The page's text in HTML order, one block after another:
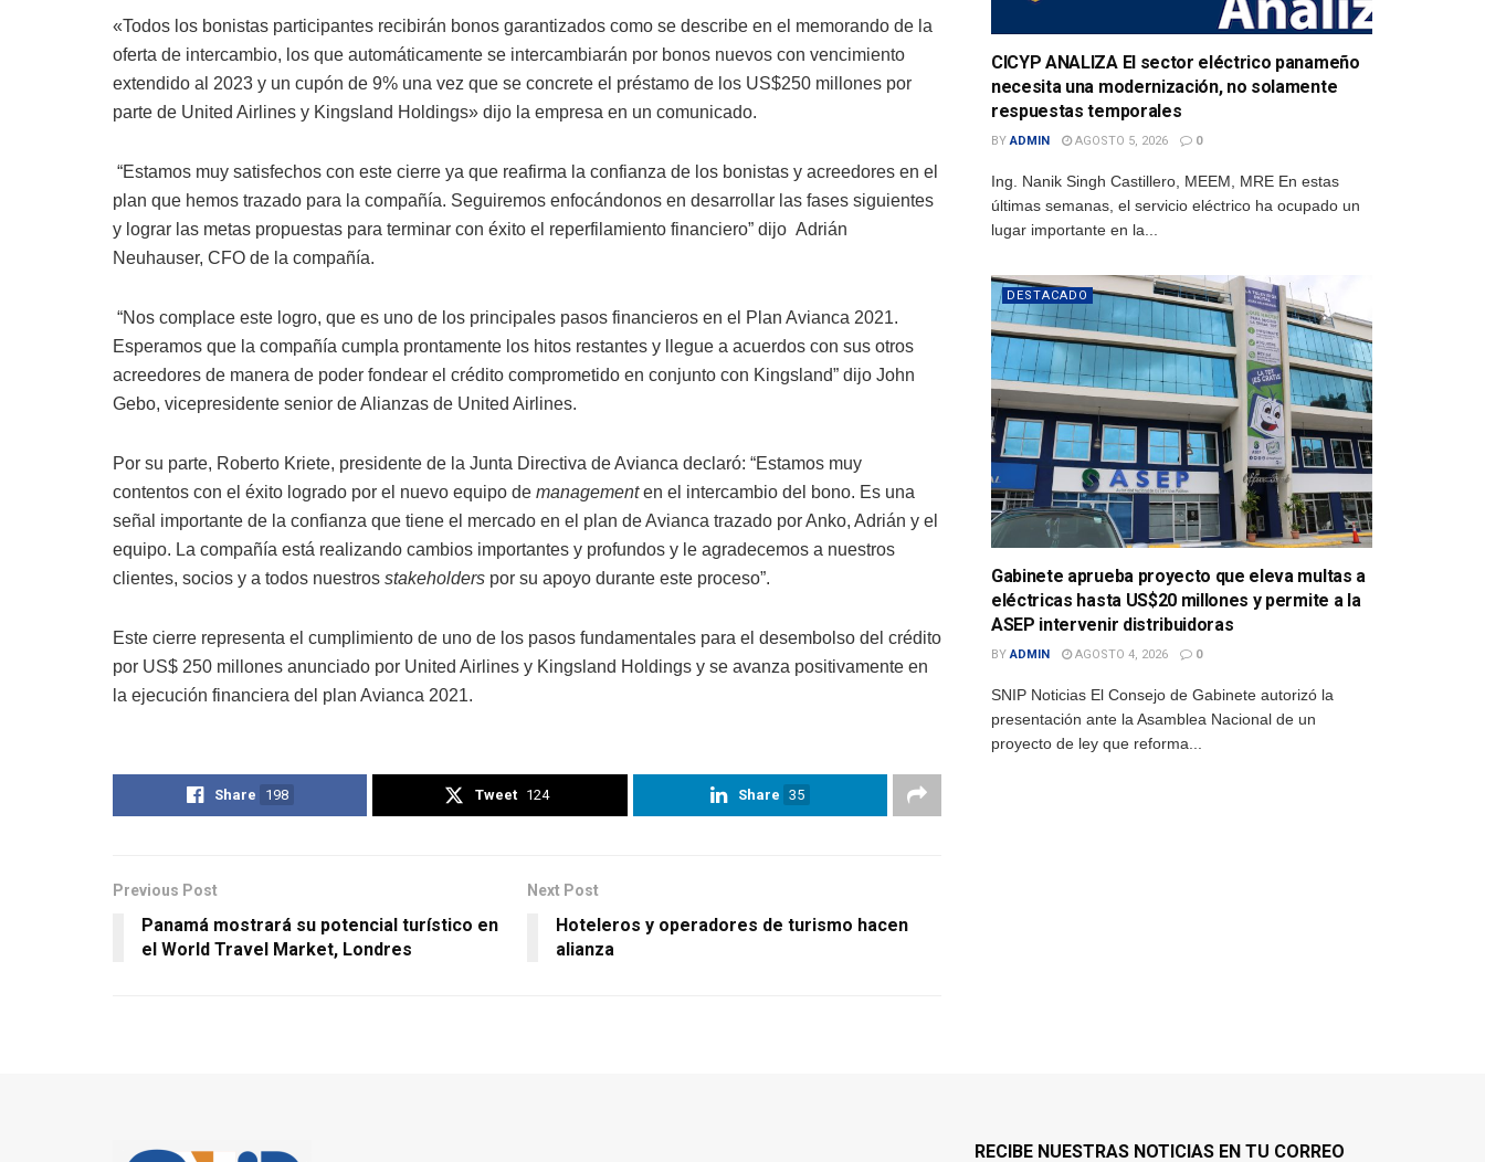
«Todos los bonistas participantes recibirán bonos garantizados como se describe en el memorando de la
oferta de intercambio, los que automáticamente se intercambiarán por bonos nuevos con vencimiento
extendido al 2023 y un cupón de 9% una vez que se concrete el préstamo de los US$250 millones por
parte de United Airlines y Kingsland Holdings» dijo la empresa en un comunicado.
“Estamos muy satisfechos con este cierre ya que reafirma la confianza de los bonistas y acreedores en el
plan que hemos trazado para la compañía. Seguiremos enfocándonos en desarrollar las fases siguientes
y lograr las metas propuestas para terminar con éxito el reperfilamiento financiero” dijo Adrián
Neuhauser, CFO de la compañía.
“Nos complace este logro, que es uno de los principales pasos financieros en el Plan Avianca 2021.
Esperamos que la compañía cumpla prontamente los hitos restantes y llegue a acuerdos con sus otros
acreedores de manera de poder fondear el crédito comprometido en conjunto con Kingsland” dijo John
Gebo, vicepresidente senior de Alianzas de United Airlines.
Por su parte, Roberto Kriete, presidente de la Junta Directiva de Avianca declaró: “Estamos muy
contentos con el éxito logrado por el nuevo equipo de managementen el intercambio del bono. Es una
señal importante de la confianza que tiene el mercado en el plan de Avianca trazado por Anko, Adrián y el
equipo. La compañía está realizando cambios importantes y profundos y le agradecemos a nuestros
clientes, socios y a todos nuestros stakeholders por su apoyo durante este proceso”.
Este cierre representa el cumplimiento de uno de los pasos fundamentales para el desembolso del crédito
por US$ 250 millones anunciado por United Airlines y Kingsland Holdings y se avanza positivamente en
la ejecución financiera del plan Avianca 2021.
Share 198 Tweet 124 Share 35
Previous Post
Panamá mostrará su potencial turístico en
el World Travel Market, Londres
Next Post
Hoteleros y operadores de turismo hacen
alianza
CICYP ANALIZA El sector eléctrico panameño
necesita una modernización, no solamente
respuestas temporales
BY ADMIN AGOSTO 5, 2026 0
Ing. Nanik Singh Castillero, MEEM, MRE En estas
últimas semanas, el servicio eléctrico ha ocupado un
lugar importante en la...
DESTACADO
Gabinete aprueba proyecto que eleva multas a
eléctricas hasta US$20 millones y permite a la
ASEP intervenir distribuidoras
BY ADMIN AGOSTO 4, 2026 0
SNIP Noticias El Consejo de Gabinete autorizó la
presentación ante la Asamblea Nacional de un
proyecto de ley que reforma...
RECIBE NUESTRAS NOTICIAS EN TU CORREO